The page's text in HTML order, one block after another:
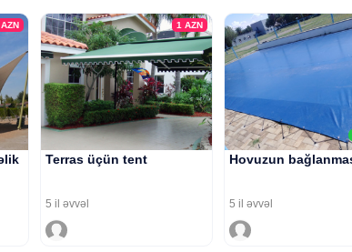
AZN 1 AZN
Terras üçün tent
5 il əvvəl
Hovuzun
5 il əvvəl